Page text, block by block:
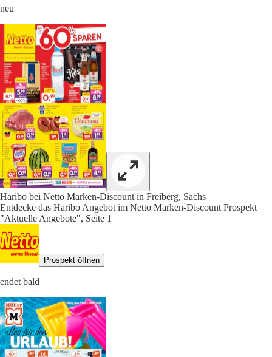
neu
Haribo bei Netto Marken-Discount in Freiberg, Sachs
Entdecke das Haribo Angebot im Netto Marken-Discount Prospekt
"Aktuelle Angebote", Seite 1
Prospekt öffnen
endet bald